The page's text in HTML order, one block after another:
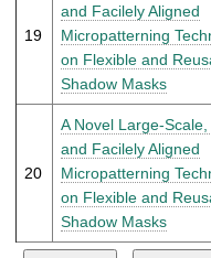
19
and Facilely Aligned
Micropatterning
on Flexible and
Shadow Masks
20
A Novel Large-Scale,
and Facilely Aligned
Micropatterning
on Flexible and
Shadow Masks